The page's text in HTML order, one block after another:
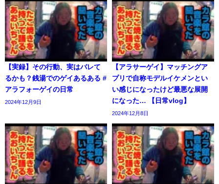
【実録】その行動、実はバレて
るかも？銭湯でのゲイあるある #
アラフォーゲイの日常
2024年12月9日
【アラサーゲイ】マッチングア
プリで自称モデルイケメンとい
い感じになったけど最悪な展開
になった… 【日常vlog】
2024年12月8日